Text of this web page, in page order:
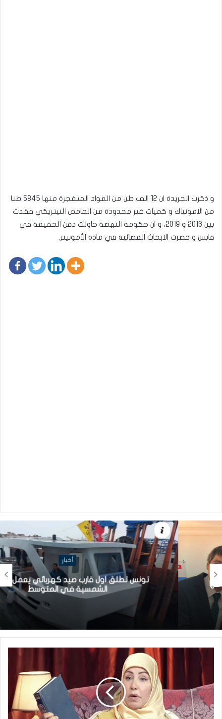
و ذكرت الجريدة ان 12 الف طن من المواد المتفجرة منها 5845 طنا
من الامونياك و كميات غير محدودة من الحامض النيتريكي فقدت
بين 2013 و 2019، و ان حكومة النهضة حاولت دفن الحقيقة في
قابس و حصرت الابحاث القضائية في مادة الأمونيتر.
أخبار
تونس تطلق أول قارب صيد كهربائي يعمل بالطاقة
الشمسية في المتوسط